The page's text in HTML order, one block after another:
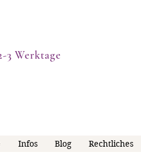
3 Werktage
Infos Blog Rechtliches